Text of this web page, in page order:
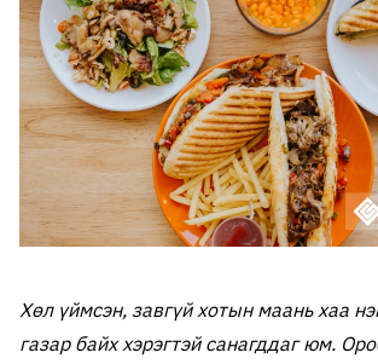
Хөл үймсэн, завгүй хотын маань хаа
газар байх хэрэгтэй санагддаг юм.